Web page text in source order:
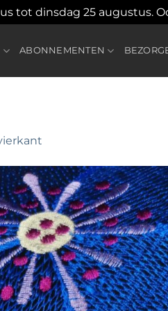
tot dinsdag 25 augustus.
ABONNEMENTEN